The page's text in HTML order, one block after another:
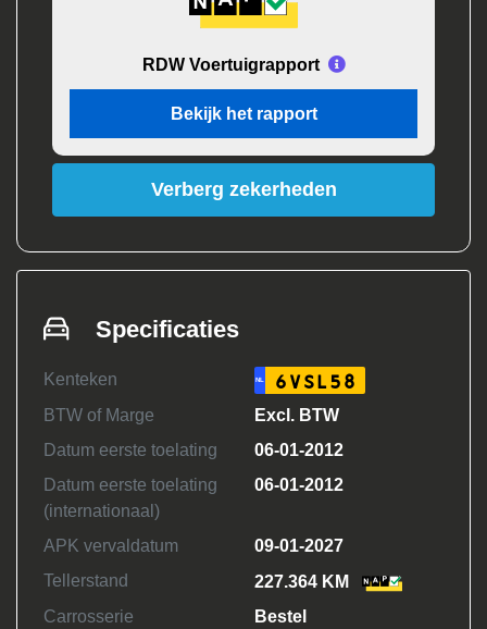
RDW Voertuigrapport
Bekijk het rapport
Verberg zekerheden
Specificaties
Kenteken NL 6VSL58
BTW of Marge
Excl. BTW
Datum eerste toelating
06-01-2012
Datum eerste toelating
(internationaal)
06-01-2012
APK vervaldatum
09-01-2027
Tellerstand
227.364 KM
Carrosserie
Bestel